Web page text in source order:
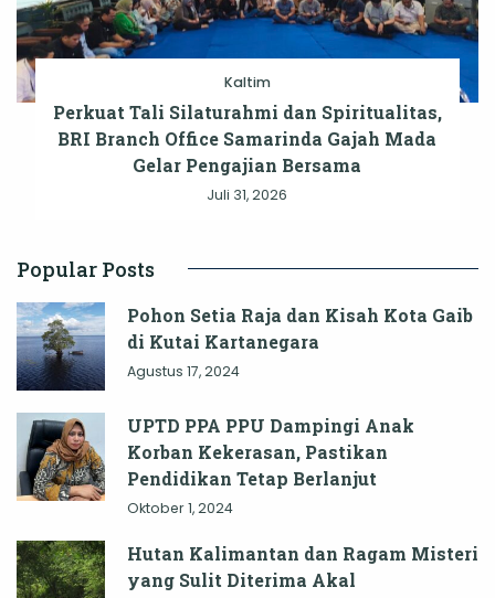
Kaltim
Perkuat Tali Silaturahmi dan Spiritualitas,
BRI Branch Office Samarinda Gajah Mada
Gelar Pengajian Bersama
Juli 31, 2026
Popular Posts
Pohon Setia Raja dan Kisah Kota Gaib
di Kutai Kartanegara
Agustus 17, 2024
UPTD PPA PPU Dampingi Anak
Korban Kekerasan, Pastikan
Pendidikan Tetap Berlanjut
Oktober 1, 2024
Hutan Kalimantan dan Ragam Misteri
yang Sulit Diterima Akal